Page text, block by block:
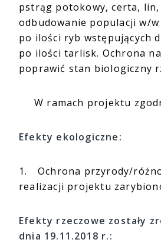
pstrąg potokowy, certa, lin,
odbudowanie populacji w/
po ilości ryb wstępujących
po ilości tarlisk. Ochrona
poprawić stan biologiczny
W ramach projektu
Efekty ekologiczne:
1.
Ochrona przyrody/
realizacji projektu
Efekty rzeczowe zostały
dnia 19.11.2018 r.: